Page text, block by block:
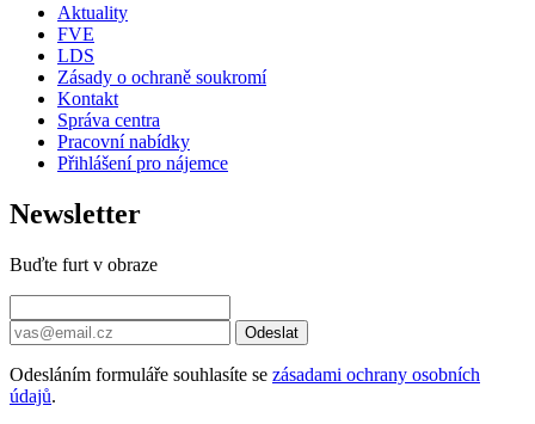
Aktuality
FVE
LDS
Zásady o ochraně soukromí
Kontakt
Správa centra
Pracovní nabídky
Přihlášení pro nájemce
Newsletter
Buďte furt v obraze
Odeslat
Odesláním formuláře souhlasíte se zásadami ochrany osobních
údajů.